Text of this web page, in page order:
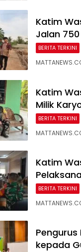
Katim
Jalan
BERITA TERKINI
Katim
Milik
BERITA TERKINI
Katim
BERITA TERKINI
kepada